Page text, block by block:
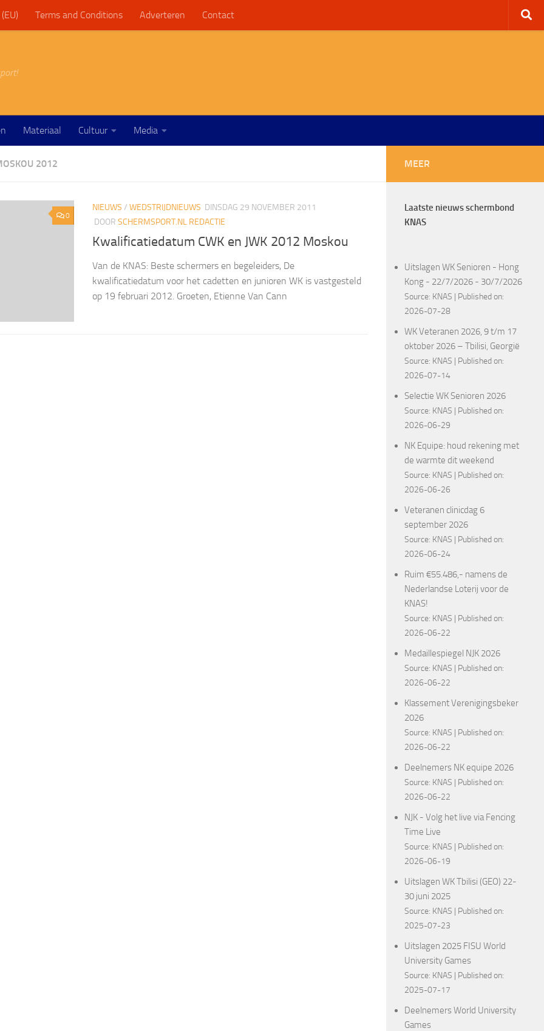
Terms and Conditions Adverteren Contact
Materiaal Cultuur Media
2012
0
NIEUWS / WEDSTRIJDNIEUWS DINSDAG 29 NOVEMBER 2011
DOOR SCHERMSPORT.NL REDACTIE
Kwalificatiedatum CWK en JWK 2012 Moskou
Van de KNAS: Beste schermers en begeleiders, De
kwalificatiedatum voor het cadetten en junioren WK is vastgesteld
op 19 februari 2012. Groeten, Etienne Van Cann
MEER
Laatste nieuws schermbond
KNAS
Uitslagen WK Senioren - Hong
Kong - 22/7/2026 - 30/7/2026
Source: KNAS
Published on:
2026-07-28
WK Veteranen 2026, 9 t/m 17
oktober 2026 – Tbilisi, Georgië
Source: KNAS
Published on:
2026-07-14
Selectie WK Senioren 2026
Source: KNAS
Published on:
2026-06-29
NK Equipe: houd rekening met
de warmte dit weekend
Source: KNAS
Published on:
2026-06-26
Veteranen clinicdag 6
september 2026
Source: KNAS
Published on:
2026-06-24
Ruim €55.486,- namens de
Nederlandse Loterij voor de
KNAS!
Source: KNAS
Published on:
2026-06-22
Medaillespiegel NJK 2026
Source: KNAS
Published on:
2026-06-22
Klassement Verenigingsbeker
2026
Source: KNAS
Published on:
2026-06-22
Deelnemers NK equipe 2026
Source: KNAS
Published on:
2026-06-22
NJK - Volg het live via Fencing
Time Live
Source: KNAS
Published on:
2026-06-19
Uitslagen WK Tbilisi (GEO) 22-
30 juni 2025
Source: KNAS
Published on:
2025-07-23
Uitslagen 2025 FISU World
University Games
Source: KNAS
Published on:
2025-07-17
Deelnemers World University
Games